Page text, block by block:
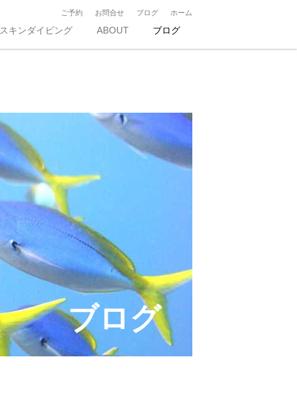
ご予約 お問合せ ブログ ホーム
スキンダイビング ABOUT ブログ
ブログ